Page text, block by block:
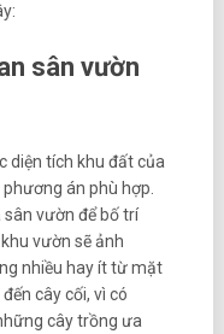
sân vườn
diện tích khu đất của
án phù hợp.
vườn để bố trí
vườn sẽ ảnh
nhiều hay ít từ mặt
cây cối, vì có
cây trồng ưa